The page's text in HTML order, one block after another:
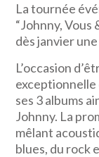
La tournée
“Johnny,
dès janvier
L’occasion
exceptionnelle
ses 3 albums
Johnny. La
mêlant
blues, du rock